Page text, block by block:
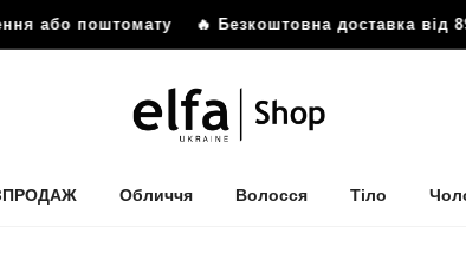
або поштомату🔥 Безкоштовна доставка від
Обличчя Волосся Тіло